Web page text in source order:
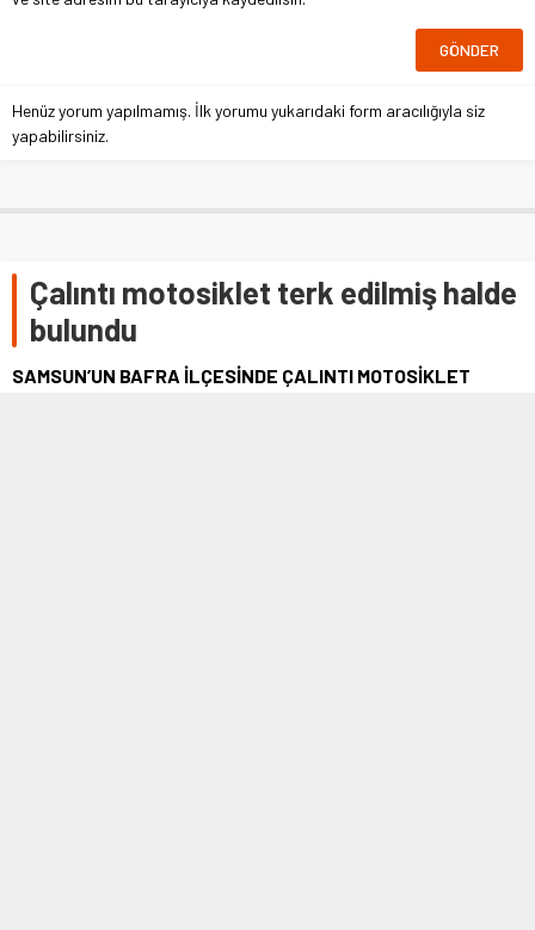
Henüz yorum yapılmamış. İlk yorumu yukarıdaki form aracılığıyla siz
yapabilirsiniz.
Çalıntı motosiklet terk edilmiş halde
bulundu
SAMSUN’UN BAFRA İLÇESİNDE ÇALINTI MOTOSİKLET